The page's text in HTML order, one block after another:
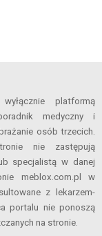
platformą
medyczny i
osób trzecich.
nie zastępują
specjalistą w danej
meblox.com.pl w
z lekarzem-
portalu nie ponoszą
na stronie.